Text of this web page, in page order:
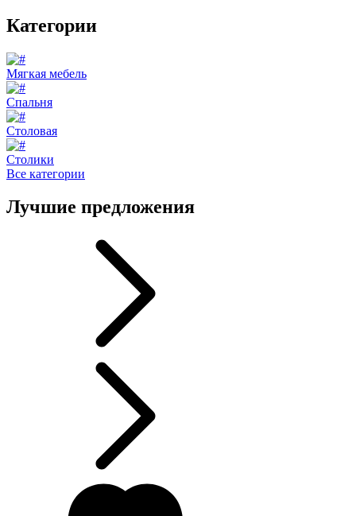
Категории
Мягкая мебель
Спальня
Столовая
Столики
Все категории
Лучшие предложения